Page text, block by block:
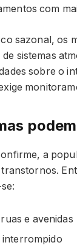
com
sazonal, os
sistemas
sobre o
a
e avenidas